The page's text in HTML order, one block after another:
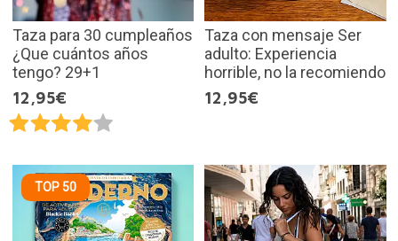
Taza para 30 cumpleaños
¿Que cuántos años
tengo? 29+1
12,95€
Taza con mensaje Ser
adulto: Experiencia
horrible, no la recomiendo
12,95€
TOP 50